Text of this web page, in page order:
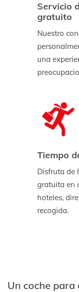
Servicio
gratuito
Nuestro
una
Tiempo
Disfruta de
gratuita en
hoteles,
recogida.
Un coche para